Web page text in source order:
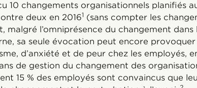
10 changements organisationnels planifiés
deux en 20161 (sans compter les
malgré l’omniprésence du changement dans
sa seule évocation peut encore provoquer
d’anxiété et de peur chez les employés,
de gestion du changement des
15 % des employés sont convaincus que